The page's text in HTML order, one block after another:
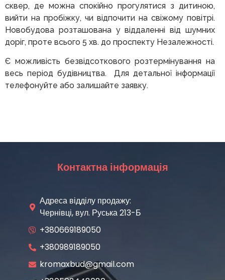
сквер, де можна спокійно прогулятися з дитиною,
вийти на пробіжку, чи відпочити на свіжому повітрі.
Новобудова розташована у віддаленні від шумних
доріг, проте всього 5 хв. до проспекту Незалежності.
Є можливість безвідсоткового розтермінування на
весь період будівництва. Для детальної інформації
телефонуйте або залишайте заявку.
Контактна інформація
Адреса відділу продажу:
Чернівці, вул. Руська 213-Б
+380669189050
+380989189050
kromaxbud@gmail.com